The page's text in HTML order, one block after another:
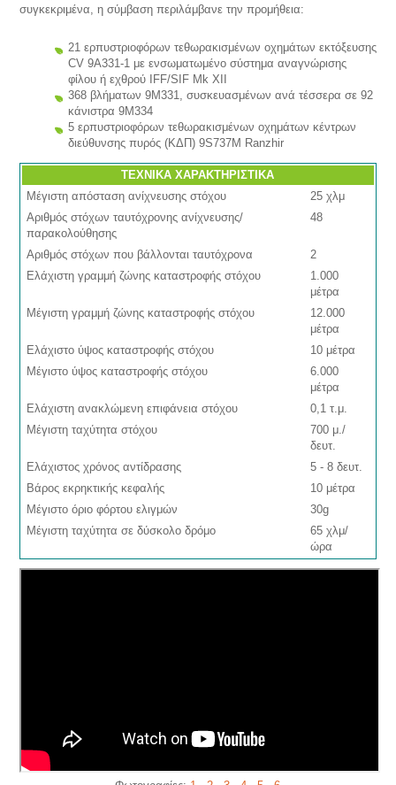
συγκεκριμένα, η σύμβαση περιλάμβανε την προμήθεια:
21 ερπυστριοφόρων τεθωρακισμένων οχημάτων εκτόξευσης
CV 9Α331-1 με ενσωματωμένο σύστημα αναγνώρισης
φίλου ή εχθρού IFF/SIF Μk ΧΙΙ
368 βλήματων 9Μ331, συσκευασμένων ανά τέσσερα σε 92
κάνιστρα 9Μ334
5 ερπυστριοφόρων τεθωρακισμένων οχημάτων κέντρων
διεύθυνσης πυρός (ΚΔΠ) 9S737Μ Ranzhir
ΤΕΧΝΙΚΑ ΧΑΡΑΚΤΗΡΙΣΤΙΚΑ
Μέγιστη απόσταση ανίχνευσης στόχου
25 χλμ
Αριθμός στόχων ταυτόχρονης ανίχνευσης/
παρακολούθησης
48
Αριθμός στόχων που βάλλονται ταυτόχρονα
2
Ελάχιστη γραμμή ζώνης καταστροφής στόχου
1.000
μέτρα
Μέγιστη γραμμή ζώνης καταστροφής στόχου
12.000
μέτρα
Ελάχιστο ύψος καταστροφής στόχου
10 μέτρα
Μέγιστο ύψος καταστροφής στόχου
6.000
μέτρα
Ελάχιστη ανακλώμενη επιφάνεια στόχου
0,1 τ.μ.
Μέγιστη ταχύτητα στόχου
700 μ./
δευτ.
Ελάχιστος χρόνος αντίδρασης
5 - 8 δευτ.
Βάρος εκρηκτικής κεφαλής
10 μέτρα
Μέγιστο όριο φόρτου ελιγμών
30g
Μέγιστη ταχύτητα σε δύσκολο δρόμο
65 χλμ/
ώρα